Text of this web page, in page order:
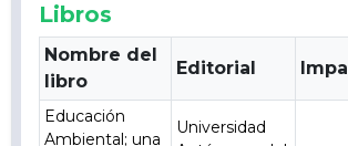
Libros
Nombre del
libro
Editorial
Educación
Ambiental; una
Universidad